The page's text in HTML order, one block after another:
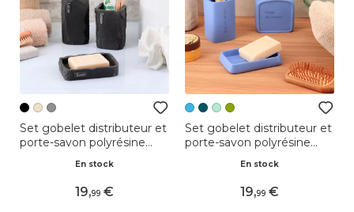
Set gobelet distributeur et
porte-savon polyrésine
En stock
19,99
Set gobelet distributeur et
porte-savon polyrésine
En stock
19,99